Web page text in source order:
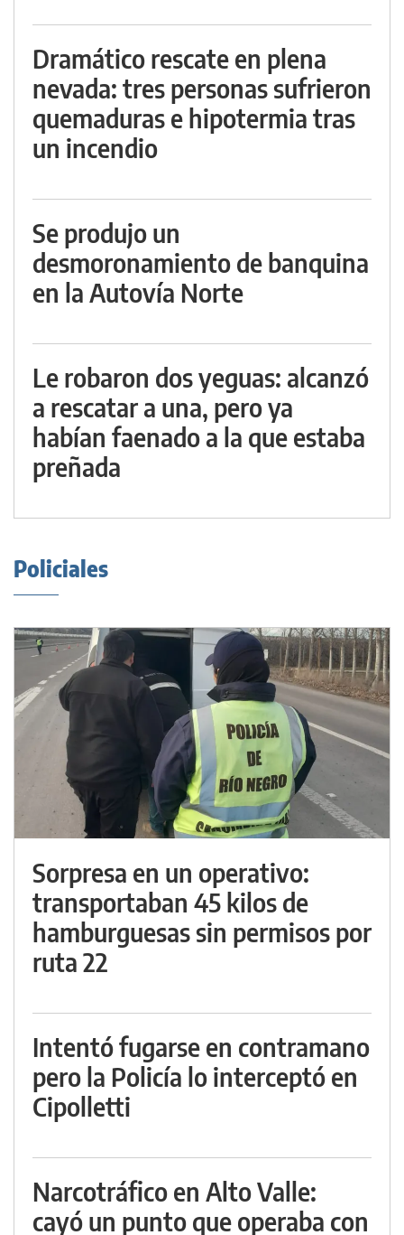
Dramático rescate en plena
nevada: tres personas sufrieron
quemaduras e hipotermia tras
un incendio
Se produjo un
desmoronamiento de banquina
en la Autovía Norte
Le robaron dos yeguas: alcanzó
a rescatar a una, pero ya
habían faenado a la que estaba
preñada
Policiales
Sorpresa en un operativo:
transportaban 45 kilos de
hamburguesas sin permisos por
ruta 22
Intentó fugarse en contramano
pero la Policía lo interceptó en
Cipolletti
Narcotráfico en Alto Valle:
cayó un punto que operaba con